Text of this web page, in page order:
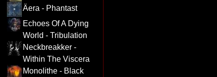
Äera - Phantast
Echoes Of A Dying
World - Tribulation
Neckbreakker -
Within The Viscera
Monolithe - Black